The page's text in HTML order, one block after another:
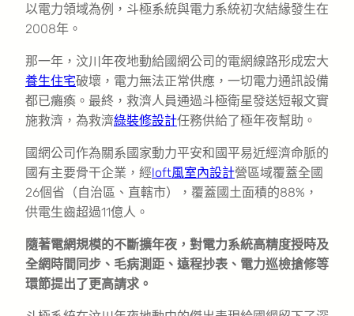
以電力領域為例，斗極系統與電力系統初次結緣發生在
2008年。
那一年，汶川年夜地動給國網公司的電網線路形成宏大
養生住宅破壞，電力無法正常供應，一切電力通訊設備
都已癱瘓。最終，救濟人員通過斗極衛星發送短報文實
施救濟，為救濟綠裝修設計任務供給了極年夜幫助。
國網公司作為關系國家動力平安和國平易近經濟命脈的
國有主要骨干企業，經loft風室內設計營區域覆蓋全國
26個省（自治區、直轄市），覆蓋國土面積的88%，
供電生齒超過11億人。
隨著電網規模的不斷擴年夜，對電力系統高精度授時及
全網時間同步、毛病測距、遠程抄表、電力巡檢搶修等
環節提出了更高請求。